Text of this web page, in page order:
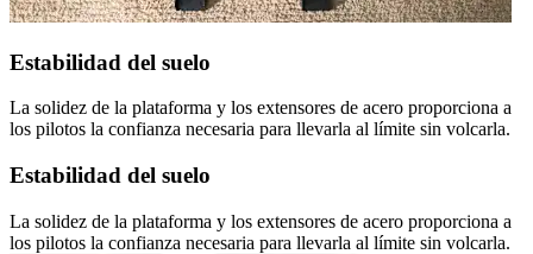
Estabilidad del suelo
La solidez de la plataforma y los extensores de acero proporciona a
los pilotos la confianza necesaria para llevarla al límite sin volcarla.
Estabilidad del suelo
La solidez de la plataforma y los extensores de acero proporciona a
los pilotos la confianza necesaria para llevarla al límite sin volcarla.